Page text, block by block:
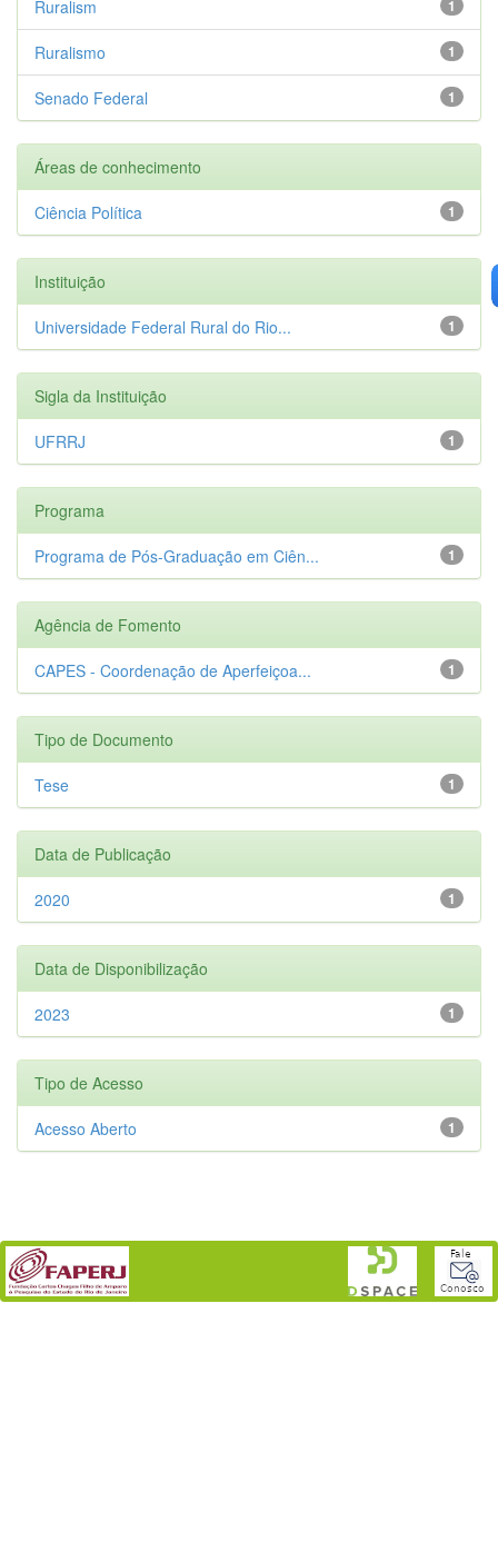
1
Ruralism
1
Ruralismo
1
Senado Federal
Áreas de conhecimento
1
Ciência Política
Instituição
1
Universidade Federal Rural do Rio...
Sigla da Instituição
1
UFRRJ
Programa
1
Programa de Pós-Graduação em Ciên...
Agência de Fomento
1
CAPES - Coordenação de Aperfeiçoa...
Tipo de Documento
1
Tese
Data de Publicação
1
2020
Data de Disponibilização
1
2023
Tipo de Acesso
1
Acesso Aberto